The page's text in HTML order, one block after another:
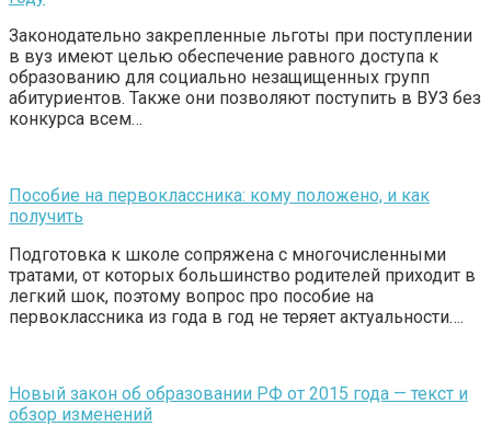
Законодательно закрепленные льготы при поступлении
в вуз имеют целью обеспечение равного доступа к
образованию для социально незащищенных групп
абитуриентов. Также они позволяют поступить в ВУЗ без
конкурса всем…
Пособие на первоклассника: кому положено, и как
получить
Подготовка к школе сопряжена с многочисленными
тратами, от которых большинство родителей приходит в
легкий шок, поэтому вопрос про пособие на
первоклассника из года в год не теряет актуальности….
Новый закон об образовании РФ от 2015 года — текст и
обзор изменений